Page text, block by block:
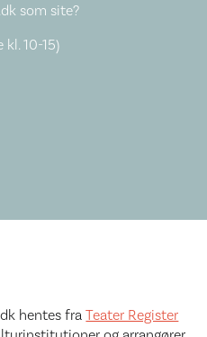
som site?
10-15)
hentes fraTeater Register